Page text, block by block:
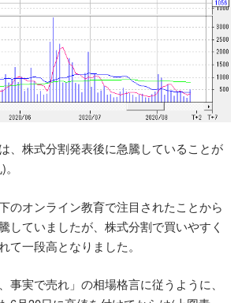
、株式分割発表後に急騰していることが
のオンライン教育で注目されたことから
していましたが、株式分割で買いやすく
て一段高となりました。
事実で売れ」の相場格言に従うように、